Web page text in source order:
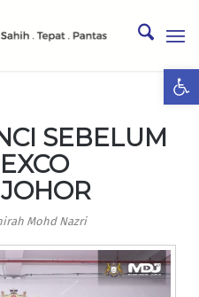
SEBELUM
Mohd Nazri